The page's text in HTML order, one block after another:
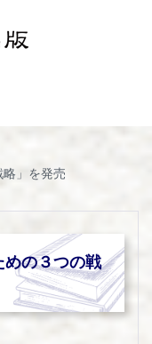
略」を発売
めの３つの戦